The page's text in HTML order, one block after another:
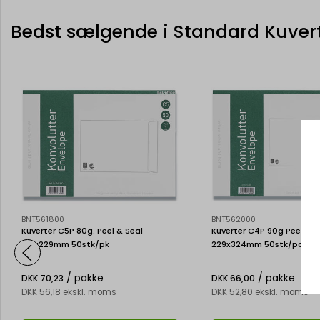
Bedst sælgende i Standard
BNT561800
Kuverter C5P 80g. Peel & Seal
162x229mm 50stk/pk
DKK 70,23 / pakke
DKK 56,18 ekskl. moms
BNT562000
Kuverter C4P 90g Peel &
229x324mm 50stk/pak
DKK 66,00 / pakke
DKK 52,80 ekskl. moms